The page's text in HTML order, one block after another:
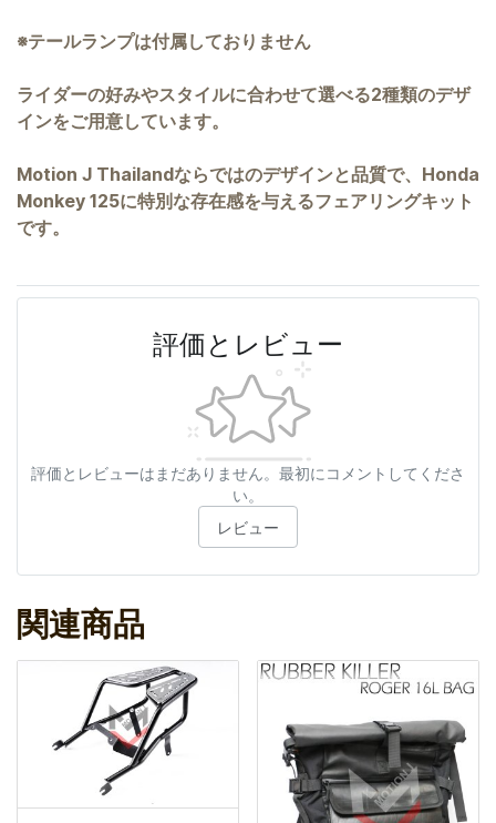
※テールランプは付属しておりません
ライダーの好みやスタイルに合わせて選べる2種類のデザ
インをご用意しています。
Motion J Thailandならではのデザインと品質で、Honda
Monkey 125に特別な存在感を与えるフェアリングキット
です。
評価とレビュー
評価とレビューはまだありません。最初にコメントしてくださ
い。
レビュー
関連商品